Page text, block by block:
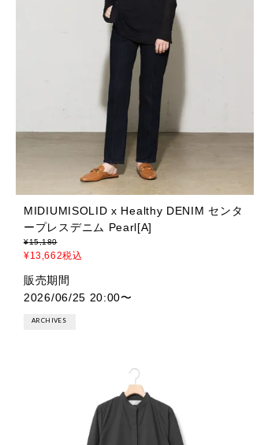
MIDIUMISOLID x Healthy DENIM センタ
ープレスデニム Pearl[A]
¥15,180
¥13,662税込
販売期間
2026/06/25 20:00〜
ARCHIVES